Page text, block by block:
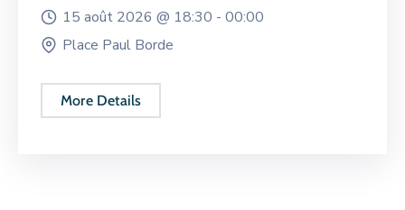
15 août 2026 @ 18:30 - 00:00
Place Paul Borde
More Details